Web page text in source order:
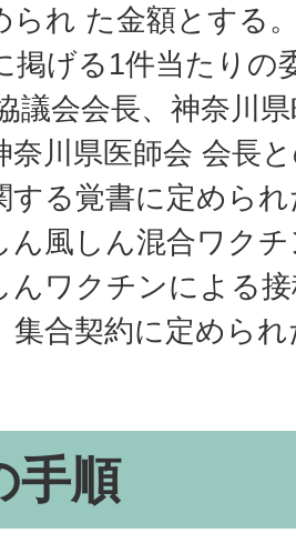
られ た金額とする
掲げる1件当たりの
議会会長、神奈川
奈川県医師会 会長
する覚書に定めら
ん風しん混合ワク
んワクチンによる
集合契約に定めら
手順